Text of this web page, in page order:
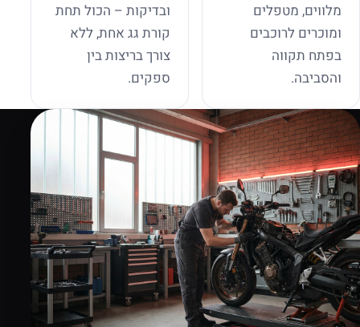
מלווים, מטפלים
ומוכרים לרוכבים
בפתח תקווה
והסביבה.
ובדיקות – הכול תחת
קורת גג אחת, ללא
צורך בריצות בין
ספקים.